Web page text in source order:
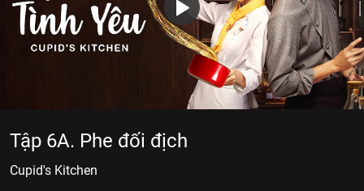
Tập 6A. Phe đối địch
Cupid's Kitchen